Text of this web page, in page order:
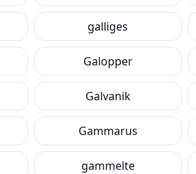
galliges
Galopper
Galvanik
Gammarus
gammelte